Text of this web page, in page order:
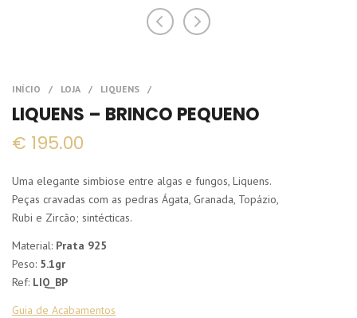
LIQUENS – BRINCO PEQUENO
€ 195.00
Uma elegante simbiose entre algas e fungos, Liquens.
Peças cravadas com as pedras Ágata, Granada, Topázio,
Rubi e Zircão; sintécticas.
Material: Prata 925
Peso: 5.1gr
Ref: LIQ_BP
Guia de Acabamentos